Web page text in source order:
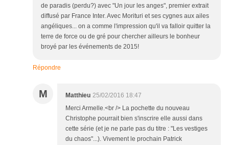
de paradis (perdu?) avec "Un jour les anges", premier extrait
diffusé par France Inter. Avec Morituri et ses cygnes aux ailes
angéliques... on a comme l'impression qu'il va falloir quitter la
terre de force ou de gré pour chercher ailleurs le bonheur
broyé par les événements de 2015!
Répondre
M Matthieu 25/02/2016 18:47
Merci Armelle.<br /> La pochette du nouveau
Christophe pourrait bien s'inscrire elle aussi dans
cette série (et je ne parle pas du titre : "Les vestiges
du chaos"...). Vivement le prochain Patrick